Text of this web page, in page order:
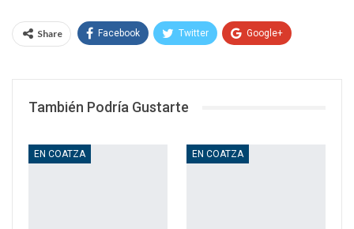
Share Facebook Twitter Google+
También Podría Gustarte
EN COATZA EN COATZA